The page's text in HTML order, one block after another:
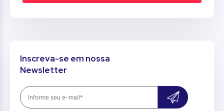
Inscreva-se em nossa
Newsletter